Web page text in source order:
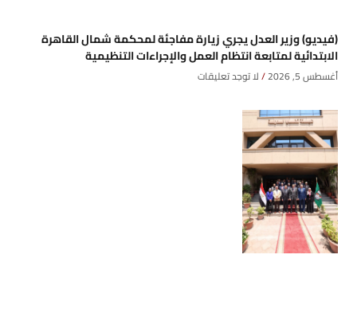
(فيديو) وزير العدل يجري زيارة مفاجئة لمحكمة شمال القاهرة
الابتدائية لمتابعة انتظام العمل والإجراءات التنظيمية
أغسطس 5, 2026 لا توجد تعليقات